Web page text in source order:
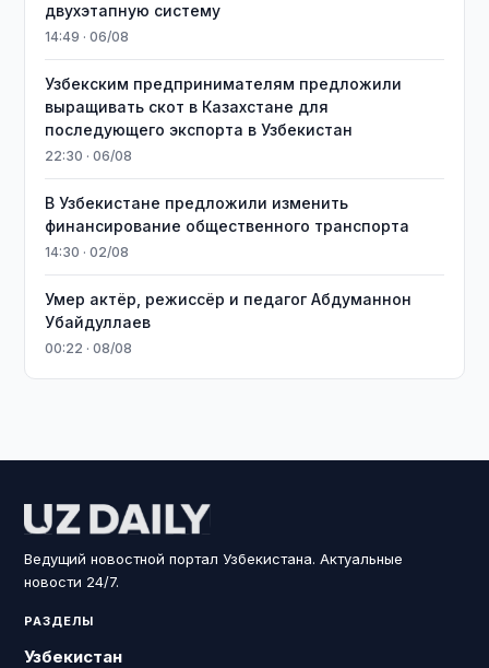
двухэтапную систему
14:49 · 06/08
Узбекским предпринимателям предложили
выращивать скот в Казахстане для
последующего экспорта в Узбекистан
22:30 · 06/08
В Узбекистане предложили изменить
финансирование общественного транспорта
14:30 · 02/08
Умер актёр, режиссёр и педагог Абдуманнон
Убайдуллаев
00:22 · 08/08
Ведущий новостной портал Узбекистана. Актуальные
новости 24/7.
РАЗДЕЛЫ
Узбекистан